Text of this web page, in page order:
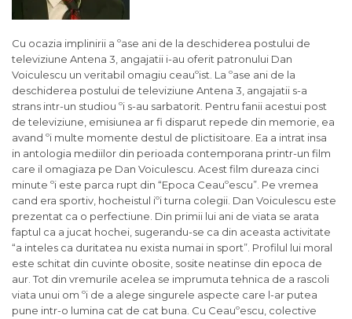
Cu ocazia implinirii a ºase ani de la deschiderea postului de
televiziune Antena 3, angajatii i-au oferit patronului Dan
Voiculescu un veritabil omagiu ceauºist. La ºase ani de la
deschiderea postului de televiziune Antena 3, angajatii s-a
strans intr-un studiou ºi s-au sarbatorit. Pentru fanii acestui post
de televiziune, emisiunea ar fi disparut repede din memorie, ea
avand ºi multe momente destul de plictisitoare. Ea a intrat insa
in antologia mediilor din perioada contemporana printr-un film
care il omagiaza pe Dan Voiculescu. Acest film dureaza cinci
minute ºi este parca rupt din “Epoca Ceauºescu”. Pe vremea
cand era sportiv, hocheistul iºi turna colegii. Dan Voiculescu este
prezentat ca o perfectiune. Din primii lui ani de viata se arata
faptul ca a jucat hochei, sugerandu-se ca din aceasta activitate
“a inteles ca duritatea nu exista numai in sport”. Profilul lui moral
este schitat din cuvinte obosite, sosite neatinse din epoca de
aur. Tot din vremurile acelea se imprumuta tehnica de a rascoli
viata unui om ºi de a alege singurele aspecte care l-ar putea
pune intr-o lumina cat de cat buna. Cu Ceauºescu, colective